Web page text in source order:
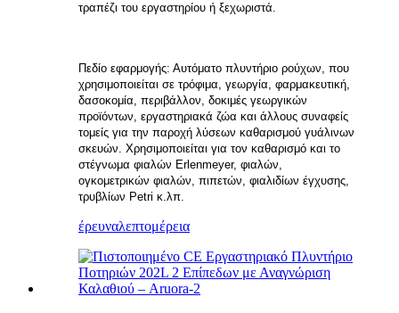
τραπέζι του εργαστηρίου ή ξεχωριστά.
Πεδίο εφαρμογής: Αυτόματο πλυντήριο ρούχων, που
χρησιμοποιείται σε τρόφιμα, γεωργία, φαρμακευτική,
δασοκομία, περιβάλλον, δοκιμές γεωργικών
προϊόντων, εργαστηριακά ζώα και άλλους συναφείς
τομείς για την παροχή λύσεων καθαρισμού γυάλινων
σκευών. Χρησιμοποιείται για τον καθαρισμό και το
στέγνωμα φιαλών Erlenmeyer, φιαλών,
ογκομετρικών φιαλών, πιπετών, φιαλιδίων έγχυσης,
τρυβλίων Petri κ.λπ.
έρευναλεπτομέρεια